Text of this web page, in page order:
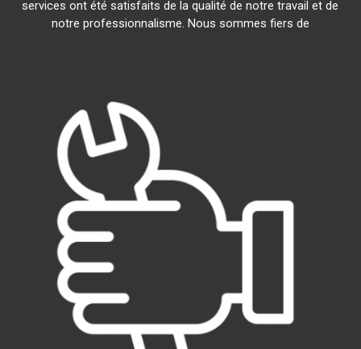
services ont été satisfaits de la qualité de notre travail et de
notre professionnalisme. Nous sommes fiers de